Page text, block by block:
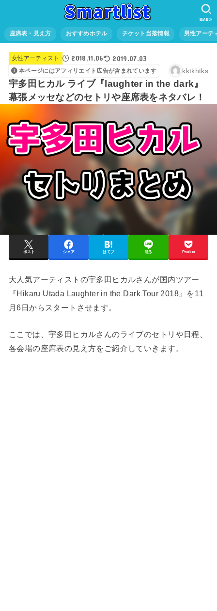
座席表・見え方 おすすめホテル チケット当落情報 男性アーテ
SEARCH
女性アーティスト 2018.11.06 2019.07.03
本ページにはアフィリエイト広告が含まれています kktkhtks
宇多田ヒカル ライブ『laughter in the dark』
幕張メッセなどのセトリや座席表をネタバレ！
ポスト シェア はてブ 送る Pocket
大人気アーティストの宇多田ヒカルさんが国内ツアー
『Hikaru Utada Laughter in the Dark Tour 2018』を11
月6日からスタートさせます。
ここでは、宇多田ヒカルさんのライブのセトリや日程、
各会場の座席表の見え方をご紹介していきます。